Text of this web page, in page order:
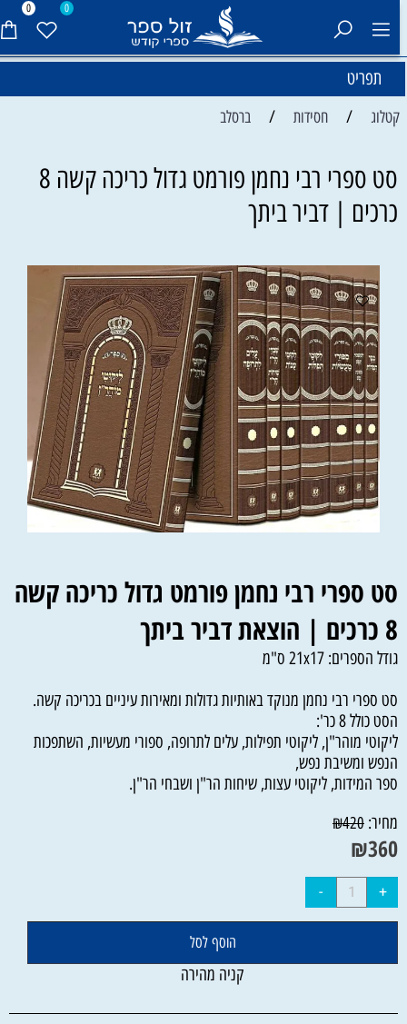
0 0
תפריט
קטלוג / חסידות / ברסלב
סט ספרי רבי נחמן פורמט גדול כריכה קשה 8
כרכים | דביר ביתך
סט ספרי רבי נחמן פורמט גדולכריכה קשה
8 כרכים | הוצאת דביר ביתך
גודל הספרים: 21x17 ס"מ
סט ספרי רבי נחמן מנוקד באותיות גדולות ומאירות עיניים בכריכה קשה.
הסט כולל 8 כר':
ליקוטי מוהר"ן, ליקוטי תפילות, עלים לתרופה, ספורי מעשיות, השתפכות
הנפש ומשיבת נפש,
ספר המידות, ליקוטי עצות, שיחות הר"ן ושבחי הר"ן.
מחיר:
₪420
₪360
הוסף לסל
קניה מהירה